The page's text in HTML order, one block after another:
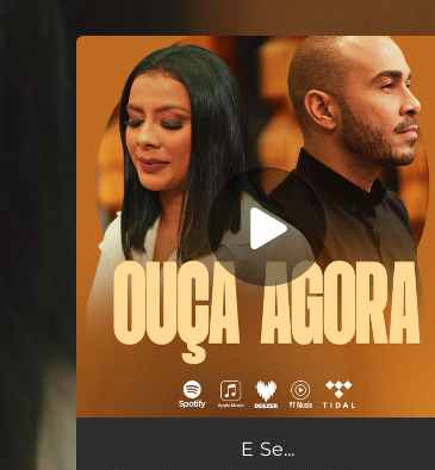
You're all set!
E Se... (feat. Jeferson Pillar)
E Se...